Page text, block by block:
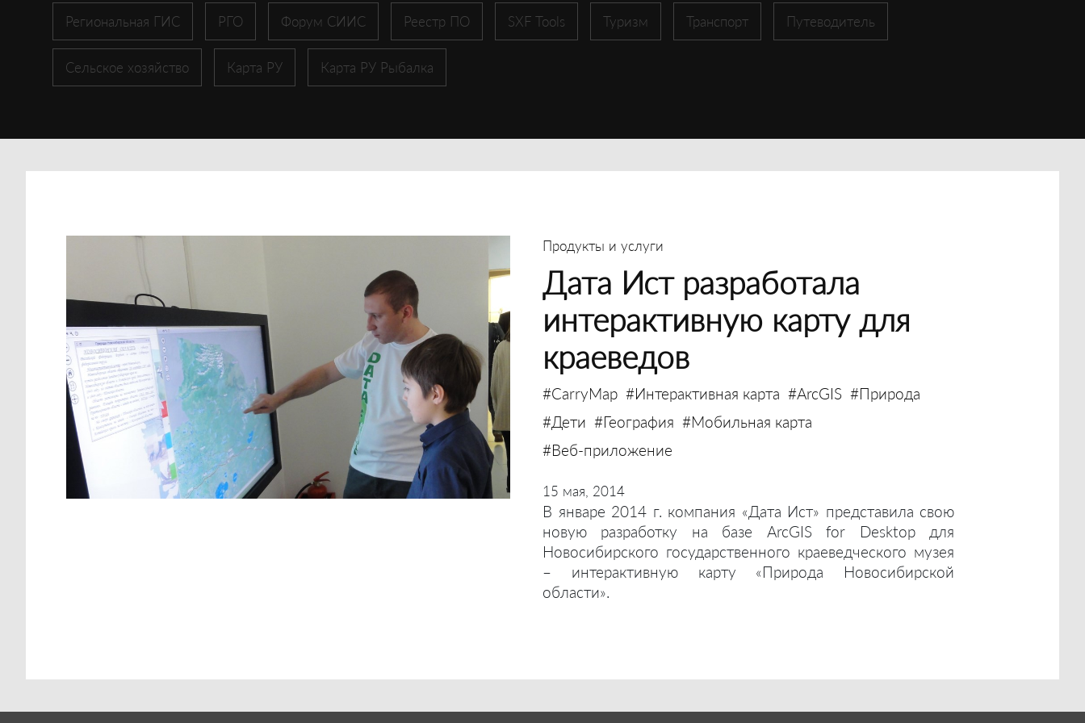
Региональная ГИС РГО Форум СИИС Реестр ПО SXF Tools Туризм Транспорт Путеводитель
Сельское хозяйство Карта РУ Карта РУ Рыбалка
Продукты и услуги
Дата Ист разработала
интерактивную карту для
краеведов
#CarryMap #Интерактивная карта #ArcGIS #Природа
#Дети #География #Мобильная карта
#Веб-приложение
15 мая, 2014
В январе 2014 г. компания «Дата Ист» представила свою
новую разработку на базе ArcGIS for Desktop для
Новосибирского государственного краеведческого музея
– интерактивную карту «Природа Новосибирской
области».